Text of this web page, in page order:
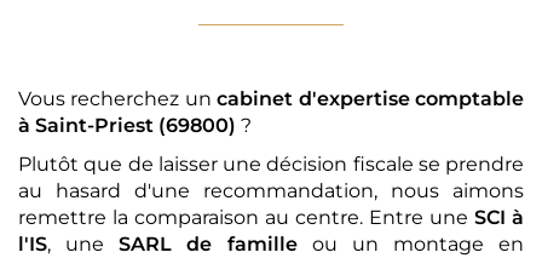
Vous recherchez uncabinet d'expertise comptable
à Saint-Priest (69800) ?
Plutôt que de laisser une décision fiscale se prendre
au hasard d'une recommandation, nous aimons
remettre la comparaison au centre. Entre une SCI à
l'IS, uneSARL de familleou un montage en